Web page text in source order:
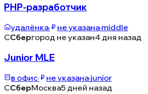
PHP-разработчик
удалёнка· не указана·middle
ССбергород не указан4 дня назад
Junior MLE
в офис· не указана·junior
ССберМосква5 дней назад